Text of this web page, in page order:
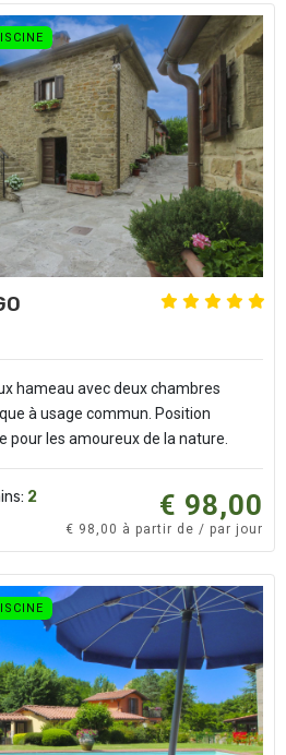
hameau avec deux chambres
à usage commun. Position
pour les amoureux de la nature.
2 € 98,00
€ 98,00 à partir de / par jour